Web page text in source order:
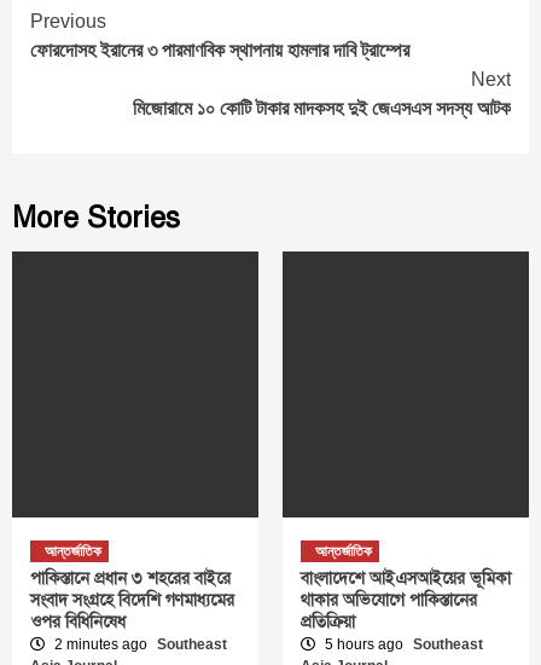
Continue
Reading
Previous
ফোরদোসহ ইরানের ৩ পারমাণবিক স্থাপনায় হামলার দাবি ট্রাম্পের
Next
মিজোরামে ১০ কোটি টাকার মাদকসহ দুই জেএসএস সদস্য আটক
More Stories
আন্তর্জাতিক
পাকিস্তানে প্রধান ৩ শহরের বাইরে
সংবাদ সংগ্রহে বিদেশি গণমাধ্যমের
ওপর বিধিনিষেধ
2 minutes ago Southeast
আন্তর্জাতিক
বাংলাদেশে আইএসআইয়ের ভূমিকা
থাকার অভিযোগে পাকিস্তানের
প্রতিক্রিয়া
5 hours ago Southeast